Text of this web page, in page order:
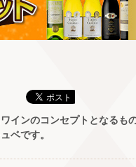
インのコンセプトとなるも
ベです。